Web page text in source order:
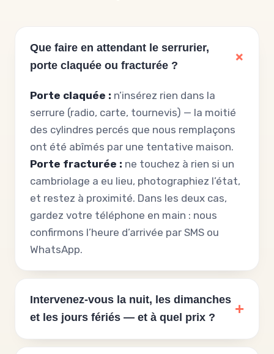
Que faire en attendant le serrurier,
porte claquée ou fracturée ?
Porte claquée : n’insérez rien dans la
serrure (radio, carte, tournevis) — la moitié
des cylindres percés que nous remplaçons
ont été abîmés par une tentative maison.
Porte fracturée : ne touchez à rien si un
cambriolage a eu lieu, photographiez l’état,
et restez à proximité. Dans les deux cas,
gardez votre téléphone en main : nous
confirmons l’heure d’arrivée par SMS ou
WhatsApp.
Intervenez-vous la nuit, les dimanches
et les jours fériés — et à quel prix ?